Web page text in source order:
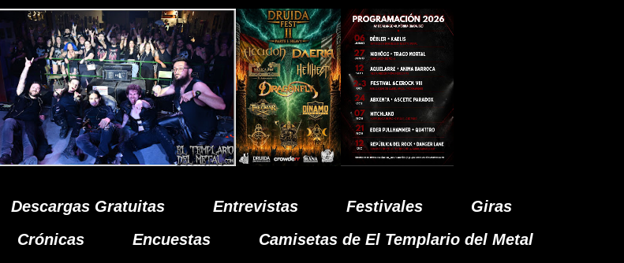
Descargas Gratuitas Entrevistas Festivales
Giras
Crónicas Encuestas
Camisetas de El Templario del Metal